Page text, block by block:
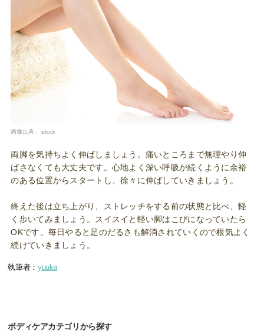
画像出典： istock
両脚を気持ちよく伸ばしましょう。痛いところまで無理やり伸
ばさなくても大丈夫です。心地よく深い呼吸が続くように余裕
のある位置からスタートし、徐々に伸ばしていきましょう。
終えた後は立ち上がり、ストレッチをする前の状態と比べ、軽
く歩いてみましょう。スイスイと軽い脚はこびになっていたら
OKです。毎日やると足のだるさも解消されていくので根気よく
続けていきましょう。
執筆者： yuuka
ボディケアカテゴリから探す